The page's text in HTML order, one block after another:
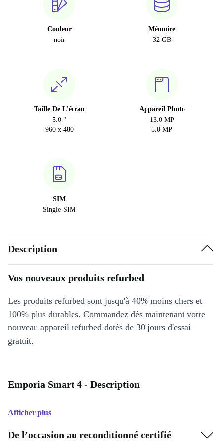
Couleur
noir
Mémoire
32 GB
Taille De L'écran
5.0 "
960 x 480
Appareil Photo
13.0 MP
5.0 MP
SIM
Single-SIM
Description
Vos nouveaux produits refurbed
Les produits refurbed sont jusqu'à 40% moins chers et
100% plus durables. Commandez dès maintenant votre
nouveau appareil refurbed dotés de 30 jours d'essai
gratuit.
Emporia Smart 4 - Description
Afficher plus
De l’occasion au reconditionné certifié